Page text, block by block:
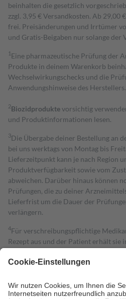
beinhalten die gesetzlich
zzgl. 3,95 € Versandkosten. Ab
frei. Preisänderungen und Irrtümer
und Gratis-Beigaben nur solange der
1 Eine pharmazeutische Prüfung der
Produkte in deinem Warenkorb
Wechselwirkungschecks und die
Anwendungshinweise des Herstellers.
2Biozidproduktevorsichtig
und Produktinformationen lesen.
3Die Übergabe deiner Bestellung an
bei uns werktags von Montag bis
Lieferzeitpunkt kann je nach Region
Produktverfügbarkeit sowie vom
abweichen. Darüber hinaus können
Prüfungen, die zu deiner
Lieferfrist um die Dauer der
verlängern.
4Für verschreibungspflichtige
Rezept aus und der Patient erhält sie
Kosten dafür, der Versicherte trägt
Grundsätzlich leisten Mitglieder
Prozent des Abgabepreises,